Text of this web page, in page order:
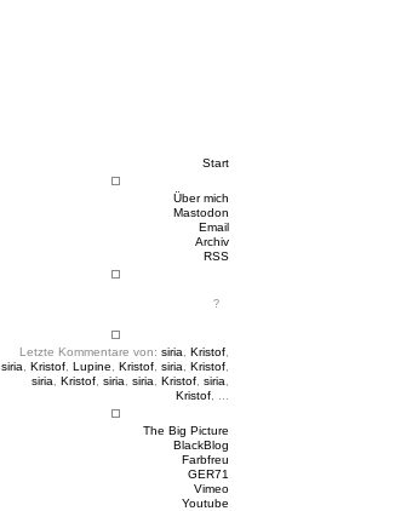
Start
Über mich
Mastodon
Email
Archiv
RSS
Letzte Kommentare von: siria Kristof
siria
Kristof Lupine Kristof siria Kristof
siria
Kristof siria siria Kristof siria
Kristof
The Big Picture
BlackBlog
Farbfreu
GER71
Vimeo
Youtube